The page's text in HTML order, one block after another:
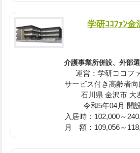
学研ｺｺﾌｧﾝ
介護事業所併設、外部
運営：学研ココフ
サービス付き高齢者
石川県 金沢市 大
令和5年04月 開
入居時：102,000～
月 額：109,056～